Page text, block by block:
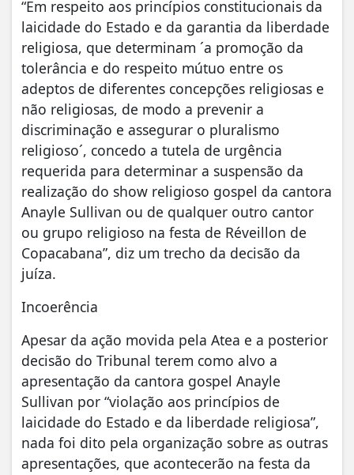
“Em respeito aos princípios constitucionais da
laicidade do Estado e da garantia da liberdade
religiosa, que determinam ´a promoção da
tolerância e do respeito mútuo entre os
adeptos de diferentes concepções religiosas e
não religiosas, de modo a prevenir a
discriminação e assegurar o pluralismo
religioso´, concedo a tutela de urgência
requerida para determinar a suspensão da
realização do show religioso gospel da cantora
Anayle Sullivan ou de qualquer outro cantor
ou grupo religioso na festa de Réveillon de
Copacabana”, diz um trecho da decisão da
juíza.
Incoerência
Apesar da ação movida pela Atea e a posterior
decisão do Tribunal terem como alvo a
apresentação da cantora gospel Anayle
Sullivan por “violação aos princípios de
laicidade do Estado e da liberdade religiosa”,
nada foi dito pela organização sobre as outras
apresentações, que acontecerão na festa da